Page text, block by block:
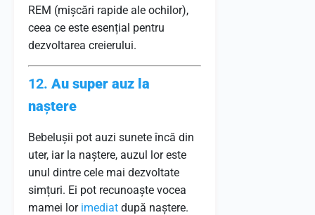
REM (mișcări rapide ale ochilor),
ceea ce este esențial pentru
dezvoltarea creierului.
12. Au super auz la
naștere
Bebelușii pot auzi sunete încă din
uter, iar la naștere, auzul lor este
unul dintre cele mai dezvoltate
simțuri. Ei pot recunoaște vocea
mamei lor imediat după naștere.